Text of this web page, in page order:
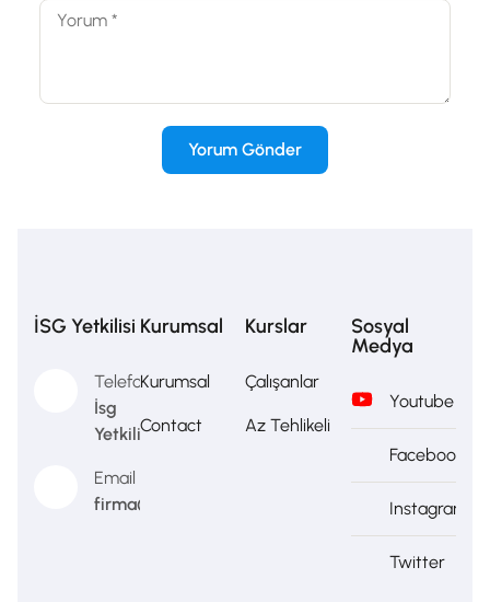
İSG Yetkilisi
Telefon
İsg
Yetkilisi
Email
firma@firma.com
Kurumsal
Kurumsal
Contact
Kurslar
Çalışanlar
Az Tehlikeli
Sosyal
Medya
Youtube
Facebook
Instagram
Twitter